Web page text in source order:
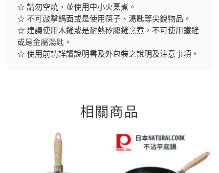
☆ 請勿空燒，並使用中小火烹煮。
☆ 不可敲擊鍋面或是使用筷子、湯匙等尖銳物品。
☆ 建議使用木鏟或是耐熱矽膠鏟烹煮，不可使用鐵鏟
或是金屬湯匙。
☆ 使用前請詳讀說明書及外包裝之說明及注意事項。
相關商品